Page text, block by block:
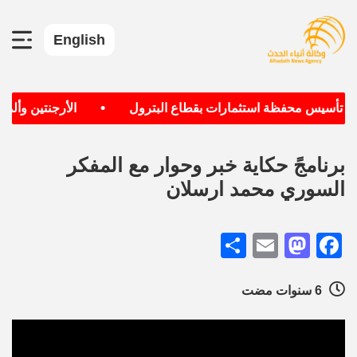
English
تأسيس محفظة استثمارات بقطاع البترول الأرجنتين
برنامجً حكاية خبر وحوار مع المفكر
السوري محمد ارسلان
Facebook
Mastodon
Email